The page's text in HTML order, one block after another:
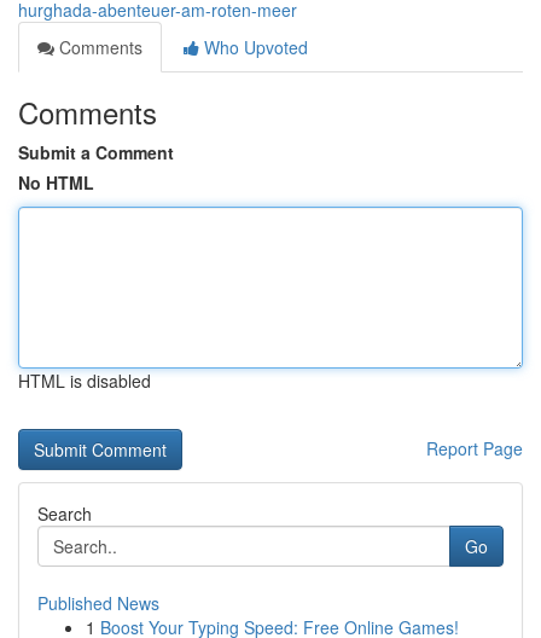
hurghada-abenteuer-am-roten-meer
Comments
Who Upvoted
Comments
Submit a Comment
No HTML
HTML is disabled
Report Page
Search
Go
Published News
1 Boost Your Typing Speed: Free Online Games!